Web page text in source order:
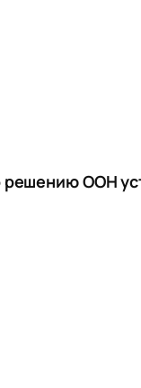
решению ООН